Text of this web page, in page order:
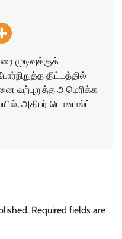
முடிவுக்குக்
திட்டத்தில்
வற்புறுத்த அமெரிக்க
அதிபர் டொனால்ட்
Required fields are